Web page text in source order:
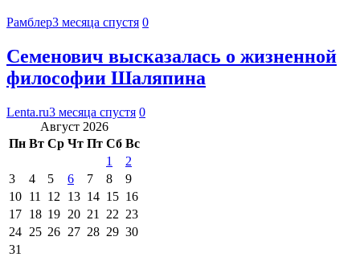
Рамблер3 месяца спустя 0
Семенович высказалась о жизненной
философии Шаляпина
Lenta.ru3 месяца спустя 0
Август 2026
Пн Вт Ср Чт Пт Сб Вс
1
2
3
4 5 6 7 8
9
10 11 12 13 14 15 16
17 18 19 20 21 22 23
24 25 26 27 28 29 30
31